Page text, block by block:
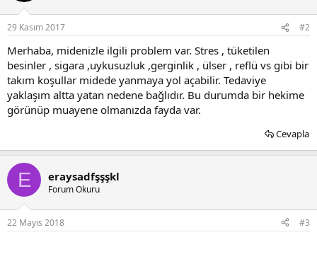
29 Kasım 2017 #2
Merhaba, midenizle ilgili problem var. Stres , tüketilen
besinler , sigara ,uykusuzluk ,gerginlik , ülser , reflü vs gibi bir
takım koşullar midede yanmaya yol açabilir. Tedaviye
yaklaşım altta yatan nedene bağlıdır. Bu durumda bir hekime
görünüp muayene olmanızda fayda var.
Cevapla
E eraysadfşşşkl
Forum Okuru
22 Mayıs 2018 #3